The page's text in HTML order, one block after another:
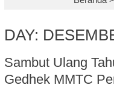
DAY:
Sambut Ulang
Gedhek MMTC